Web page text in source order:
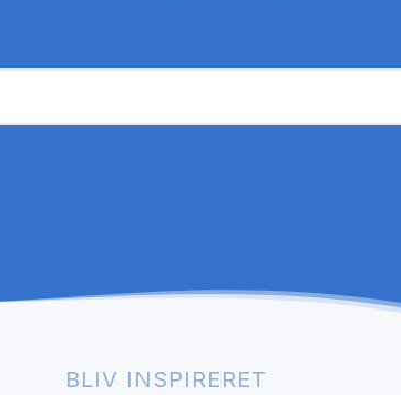
BLIV INSPIRERET